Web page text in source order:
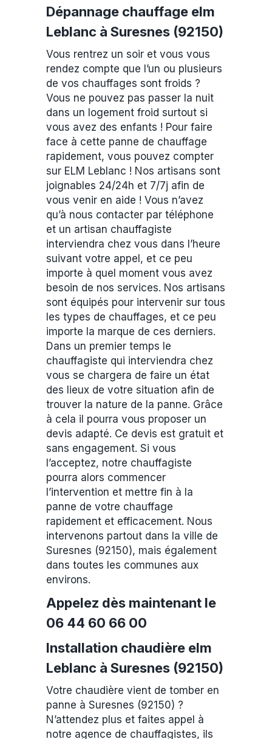
Dépannage chauffage elm
Leblanc à Suresnes (92150)
Vous rentrez un soir et vous vous
rendez compte que l’un ou plusieurs
de vos chauffages sont froids ?
Vous ne pouvez pas passer la nuit
dans un logement froid surtout si
vous avez des enfants ! Pour faire
face à cette panne de chauffage
rapidement, vous pouvez compter
sur ELM Leblanc ! Nos artisans sont
joignables 24/24h et 7/7j afin de
vous venir en aide ! Vous n’avez
qu’à nous contacter par téléphone
et un artisan chauffagiste
interviendra chez vous dans l’heure
suivant votre appel, et ce peu
importe à quel moment vous avez
besoin de nos services. Nos artisans
sont équipés pour intervenir sur tous
les types de chauffages, et ce peu
importe la marque de ces derniers.
Dans un premier temps le
chauffagiste qui interviendra chez
vous se chargera de faire un état
des lieux de votre situation afin de
trouver la nature de la panne. Grâce
à cela il pourra vous proposer un
devis adapté. Ce devis est gratuit et
sans engagement. Si vous
l’acceptez, notre chauffagiste
pourra alors commencer
l’intervention et mettre fin à la
panne de votre chauffage
rapidement et efficacement. Nous
intervenons partout dans la ville de
Suresnes (92150), mais également
dans toutes les communes aux
environs.
Appelez dès maintenant le
06 44 60 66 00
Installation chaudière elm
Leblanc à Suresnes (92150)
Votre chaudière vient de tomber en
panne à Suresnes (92150) ?
N’attendez plus et faites appel à
notre agence de chauffagistes, ils